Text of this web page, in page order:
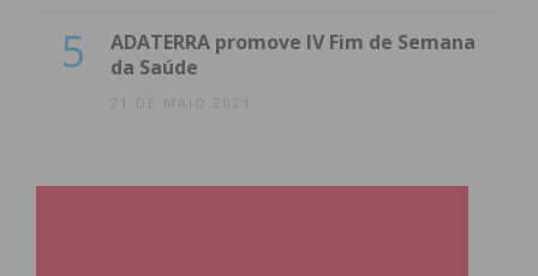
5
ADATERRA promove IV Fim de Semana
da Saúde
21 DE MAIO 2021